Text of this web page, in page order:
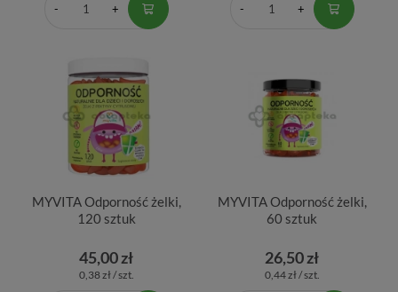
MYVITA Odporność żelki,
120 sztuk
45,00 zł
0,38 zł / szt.
MYVITA Odporność żelki,
60 sztuk
26,50 zł
0,44 zł / szt.